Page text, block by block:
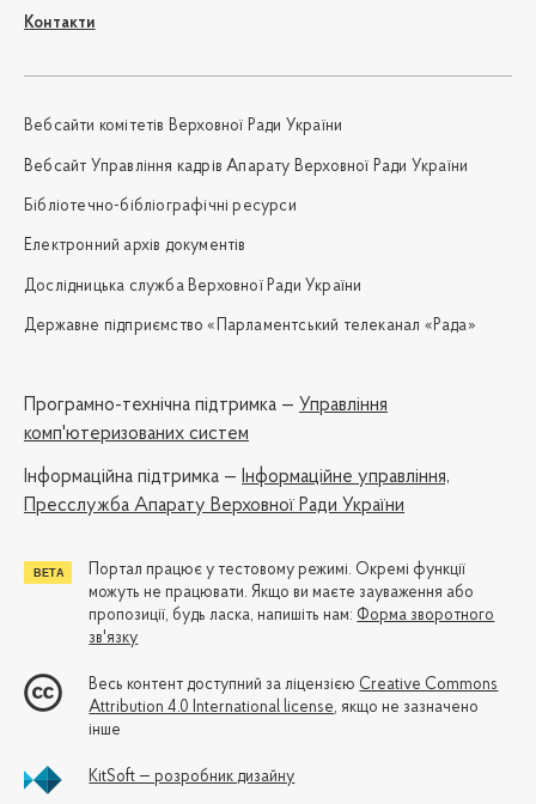
Контакти
Вебсайти комітетів Верховної Ради України
Вебсайт Управління кадрів Апарату Верховної Ради України
Бібліотечно-бібліографічні ресурси
Електронний архів документів
Дослідницька служба Верховної Ради України
Державне підприємство «Парламентський телеканал «Рада»
Програмно-технічна підтримка — Управління
комп'ютеризованих систем
Iнформаційна підтримка — Інформаційне управління,
Пресслужба Апарату Верховної Ради України
Портал працює у тестовому режимі. Окремі функції
можуть не працювати. Якщо ви маєте зауваження або
пропозиції, будь ласка, напишіть нам: Форма зворотного
зв'язку
Весь контент доступний за ліцензією Creative Commons
Attribution 4.0 International license, якщо не зазначено
інше
KitSoft — розробник дизайну